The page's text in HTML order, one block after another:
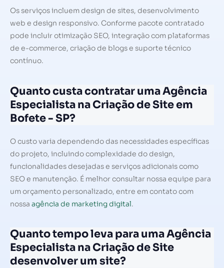
Os serviços incluem design de sites, desenvolvimento
web e design responsivo. Conforme pacote contratado
pode incluir otimização SEO, integração com plataformas
de e-commerce, criação de blogs e suporte técnico
contínuo.
Quanto custa contratar uma Agência
Especialista na Criação de Site em
Bofete - SP?
O custo varia dependendo das necessidades específicas
do projeto, incluindo complexidade do design,
funcionalidades desejadas e serviços adicionais como
SEO e manutenção. É melhor consultar nossa equipe para
um orçamento personalizado, entre em contato com
nossa agência de marketing digital.
Quanto tempo leva para uma Agência
Especialista na Criação de Site
desenvolver um site?